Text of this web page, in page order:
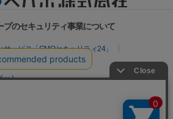
のセキュリティ事業について
ービス「GMOセキュリティ24」
イトリスク診断
ット